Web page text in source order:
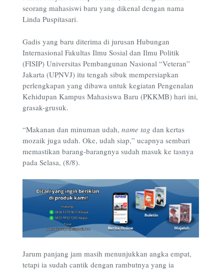
seorang mahasiswi baru yang dikenal dengan nama
Linda Puspitasari.
Gadis yang baru diterima di jurusan Hubungan
Internasional Fakultas Ilmu Sosial dan Ilmu Politik
(FISIP) Universitas Pembangunan Nasional “Veteran”
Jakarta (UPNVJ) itu tengah sibuk mempersiapkan
perlengkapan yang dibawa untuk kegiatan Pengenalan
Kehidupan Kampus Mahasiswa Baru (PKKMB) hari ini,
grasak-grusuk.
“Makanan dan minuman udah, name tag dan kertas
mozaik juga udah. Oke, udah siap,” ucapnya sembari
memastikan barang-barangnya sudah masuk ke tasnya
pada Selasa, (8/8).
Jarum panjang jam masih menunjukkan angka empat,
tetapi ia sudah cantik dengan rambutnya yang ia